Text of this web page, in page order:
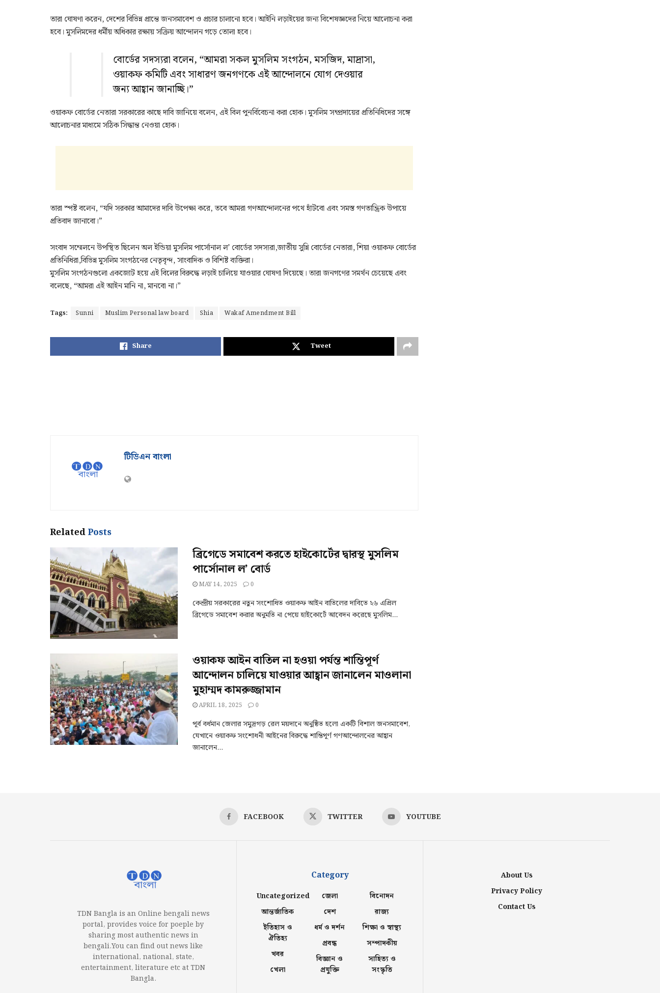
তারা ঘোষণা করেন, দেশের বিভিন্ন প্রান্তে জনসমাবেশ ও প্রচার চালানো হবে। আইনি লড়াইয়ের জন্য বিশেষজ্ঞদের নিয়ে আলোচনা করা
হবে। মুসলিমদের ধর্মীয় অধিকার রক্ষায় সক্রিয় আন্দোলন গড়ে তোলা হবে।
বোর্ডের সদস্যরা বলেন, “আমরা সকল মুসলিম সংগঠন, মসজিদ, মাদ্রাসা,
ওয়াকফ কমিটি এবং সাধারণ জনগণকে এই আন্দোলনে যোগ দেওয়ার
জন্য আহ্বান জানাচ্ছি।”
ওয়াকফ বোর্ডের নেতারা সরকারের কাছে দাবি জানিয়ে বলেন, এই বিল পুনর্বিবেচনা করা হোক। মুসলিম সম্প্রদায়ের প্রতিনিধিদের সঙ্গে
আলোচনার মাধ্যমে সঠিক সিদ্ধান্ত নেওয়া হোক।
তারা স্পষ্ট বলেন, “যদি সরকার আমাদের দাবি উপেক্ষা করে, তবে আমরা গণআন্দোলনের পথে হাঁটবো এবং সমস্ত গণতান্ত্রিক উপায়ে
প্রতিবাদ জানাবো।”
সংবাদ সম্মেলনে উপস্থিত ছিলেন অল ইন্ডিয়া মুসলিম পার্সোনাল ল’ বোর্ডের সদস্যরা,জাতীয় সুন্নি বোর্ডের নেতারা, শিয়া ওয়াকফ বোর্ডের
প্রতিনিধিরা,বিভিন্ন মুসলিম সংগঠনের নেতৃবৃন্দ, সাংবাদিক ও বিশিষ্ট ব্যক্তিরা।
মুসলিম সংগঠনগুলো একজোট হয়ে এই বিলের বিরুদ্ধে লড়াই চালিয়ে যাওয়ার ঘোষণা দিয়েছে। তারা জনগণের সমর্থন চেয়েছে এবং
বলেছে, “আমরা এই আইন মানি না, মানবো না।”
Tags: Sunni Muslim Personal law board Shia Wakaf Amendment Bill
Share Tweet
টিডিএন বাংলা
RelatedPosts
ব্রিগেডে সমাবেশ করতে হাইকোর্টের দ্বারস্থ মুসলিম
পার্সোনাল ল’ বোর্ড
MAY 14, 2025 0
কেন্দ্রীয় সরকারের নতুন সংশোধিত ওয়াকফ আইন বাতিলের দাবিতে ২৬ এপ্রিল
ব্রিগেডে সমাবেশ করার অনুমতি না পেয়ে হাইকোর্টে আবেদন করেছে মুসলিম...
ওয়াকফ আইন বাতিল না হওয়া পর্যন্ত শান্তিপূর্ণ
আন্দোলন চালিয়ে যাওয়ার আহ্বান জানালেন মাওলানা
মুহাম্মদ কামরুজ্জামান
APRIL 18, 2025 0
পূর্ব বর্ধমান জেলার সমুদ্রগড় রেল ময়দানে অনুষ্ঠিত হলো একটি বিশাল জনসমাবেশ,
যেখানে ওয়াকফ সংশোধনী আইনের বিরুদ্ধে শান্তিপূর্ণ গণআন্দোলনের আহ্বান
জানালেন...
FACEBOOK TWITTER YOUTUBE
TDN Bangla is an Online bengali news
portal, provides voice for poeple by
sharing most authentic news in
bengali.You can find out news like
international, national, state,
entertainment, literature etc at TDN
Bangla.
Category
Uncategorized
আন্তর্জাতিক
ইতিহাস ও
ঐতিহ্য
খবর
খেলা
জেলা
দেশ
ধর্ম ও দর্শন
প্রবন্ধ
বিজ্ঞান ও
প্রযুক্তি
বিনোদন
রাজ্য
শিক্ষা ও স্বাস্থ্য
সম্পাদকীয়
সাহিত্য ও
সংস্কৃতি
About Us
Privacy Policy
Contact Us